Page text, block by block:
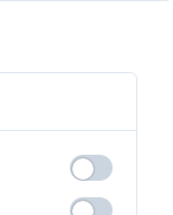
Apartamento